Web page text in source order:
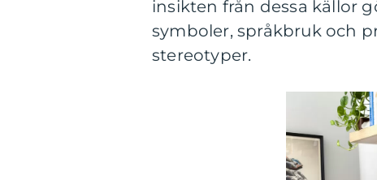
insikten från dessa källor
symboler, språkbruk och
stereotyper.